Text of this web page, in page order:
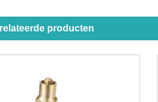
producten